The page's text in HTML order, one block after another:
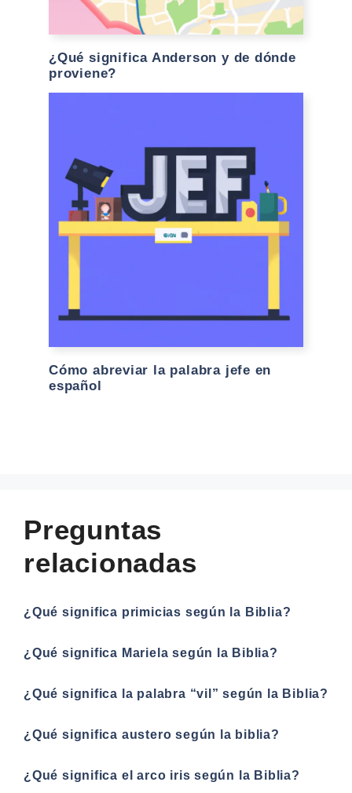
¿Qué significa Anderson y de dónde
proviene?
Cómo abreviar la palabra jefe en
español
Preguntas
relacionadas
¿Qué significa primicias según la Biblia?
¿Qué significa Mariela según la Biblia?
¿Qué significa la palabra “vil” según la Biblia?
¿Qué significa austero según la biblia?
¿Qué significa el arco iris según la Biblia?